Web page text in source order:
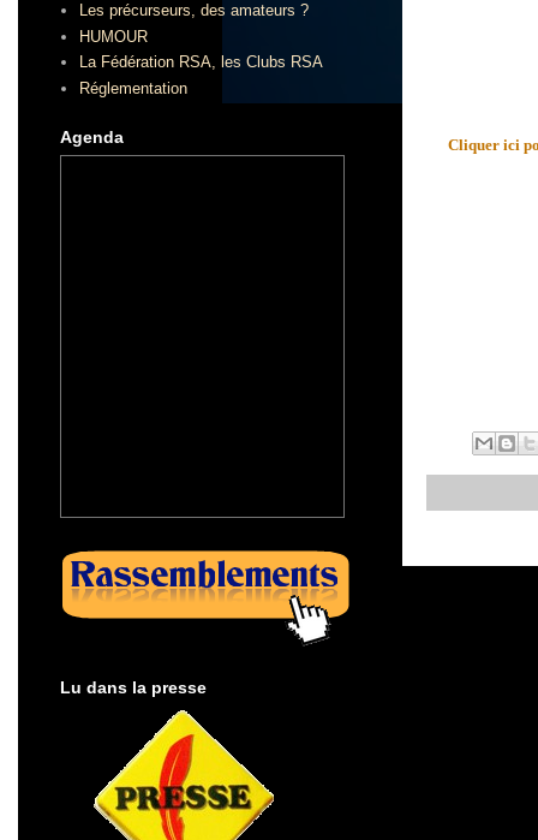
Cliquer ici
Les précurseurs, des amateurs ?
HUMOUR
La Fédération RSA, les Clubs RSA
Réglementation
Agenda
Lu dans la presse